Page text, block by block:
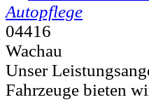
Autopflege
04416
Wachau
Unser
Fahrzeuge bieten